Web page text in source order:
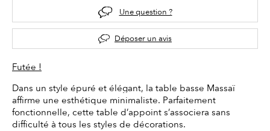
Une question ?
Déposer un avis
Futée !
Dans un style épuré et élégant, la table basse Massaï
affirme une esthétique minimaliste. Parfaitement
fonctionnelle, cette table d’appoint s’associera sans
difficulté à tous les styles de décorations.